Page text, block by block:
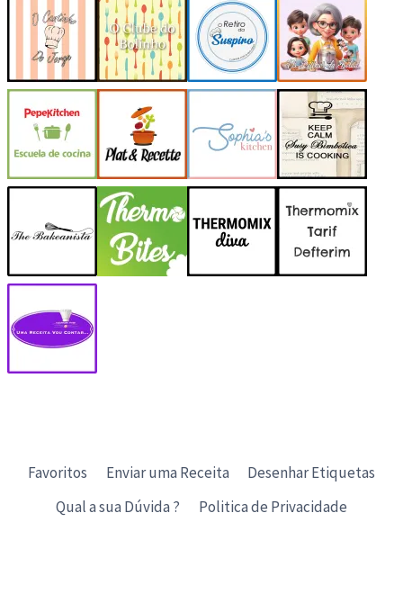
Favoritos Enviar uma Receita
Desenhar Etiquetas
Qual a sua Dúvida ?
Politica de Privacidade